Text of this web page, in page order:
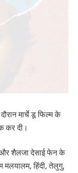
मार्चे डू फिल्म के
कर दी।
शैलजा देसाई फेन के
मलयालम, हिंदी, तेलुगु,